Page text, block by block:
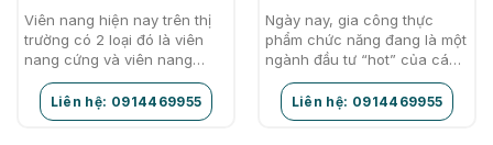
Viên nang hiện nay trên thị
trường có 2 loại đó là viên
nang cứng và viên nang
mềm. Hôm nay, bài viết này
sẽ đưa chúng ta…
Liên hệ: 0914469955
Ngày nay, gia công thực
phẩm chức năng đang là một
ngành đầu tư “hot” của các
doanh nghiệp. Các thương
hiệu thực phẩm chức năng
ngày càng…
Liên hệ: 0914469955